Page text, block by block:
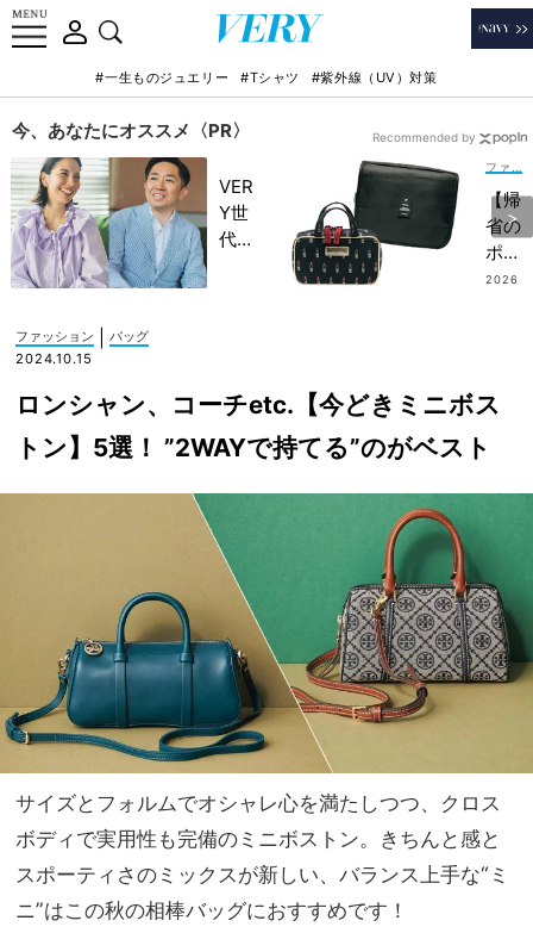
#一生ものジュエリー #Tシャツ #紫外線（UV）対策
今、あなたにオススメ〈PR〉
VER
Y世
代が
んと
考え
る
ぜ
NO
T A
HO
TEL
な
の？
」
【帰
省の
ポー
チ】
適！
ママ
品
2026
Recommended by
ファッション
バッグ
2024.10.15
ロンシャン、コーチetc.【今どきミニボス
トン】5選！ ”2WAYで持てる”のがベスト
サイズとフォルムでオシャレ心を満たしつつ、クロス
ボディで実用性も完備のミニボストン。きちんと感と
スポーティさのミックスが新しい、バランス上手な“ミ
ニ”はこの秋の相棒バッグにおすすめです！